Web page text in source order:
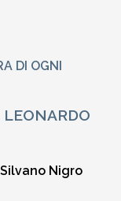
DI OGNI
Nigro